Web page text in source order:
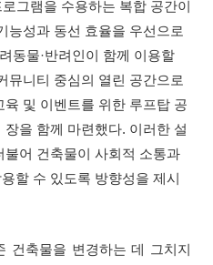
그램을 수용하는 복합 공간이
능성과 동선 효율을 우선으로
동물·반려인이 함께 이용할
뮤니티 중심의 열린 공간으로
및 이벤트를 위한 루프탑 공
을 함께 마련했다. 이러한 설
어 건축물이 사회적 소통과
할 수 있도록 방향성을 제시
건축물을 변경하는 데 그치지